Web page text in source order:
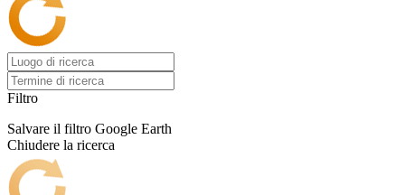
Filtro
Salvare il filtro Google Earth
Chiudere la ricerca